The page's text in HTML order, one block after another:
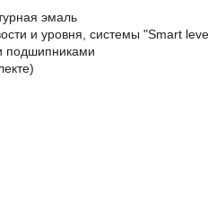
эмаль
и уровня, системы "Smart
подшипниками